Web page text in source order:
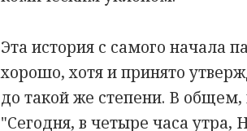
Эта история с самого начала
хорошо, хотя и принято
до такой же степени. В
"Сегодня, в четыре часа